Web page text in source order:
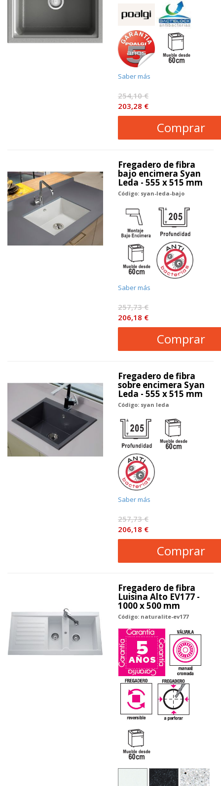
Saber más
254,10 €
203,28 €
Comprar
Fregadero de fibra
bajo encimera Syan
Leda - 555 x 515 mm
Código: syan-leda-bajo
Saber más
257,73 €
206,18 €
Comprar
Fregadero de fibra
sobre encimera Syan
Leda - 555 x 515 mm
Código: syan leda
Saber más
257,73 €
206,18 €
Comprar
Fregadero de fibra
Luisina Alto EV177 -
1000 x 500 mm
Código: naturalite-ev177